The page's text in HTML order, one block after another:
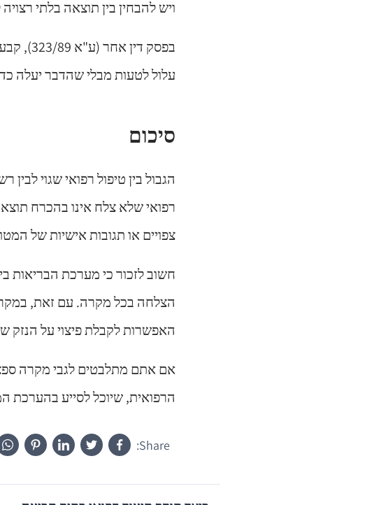
ויש להבחין בין תוצאה בלתי
בפסק
עלול לטעות מבלי שהדבר יעלה
סיכום
הגבול בין טיפול רפואי שגוי
רפואי שלא צלח אינו בהכרח
צפויים או תגובות אישיות של
חשוב לזכור כי מערכת הבריאות
הצלחה בכל מקרה. עם זאת,
האפשרות לקבלת פיצוי על הנזק
אם אתם מתלבטים לגבי מקרה
הרפואית, שיוכל לסייע בהערכת
Share: